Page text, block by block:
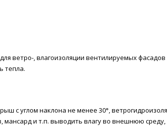
ветро-, влагоизоляции вентилируемых
тепла.
с углом наклона не менее 30°,
и т.п. выводить влагу во внешнюю